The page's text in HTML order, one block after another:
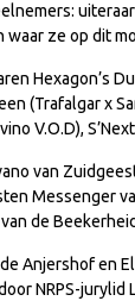
ze op dit
Hexagon’s
(Trafalgar x
V.O.D),
van
Messenger
de
Anjershof en
NRPS-